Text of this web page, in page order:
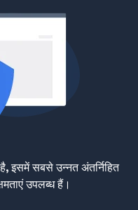
इसमें सबसे उन्नत अंतर्निहित
उपलब्ध हैं।